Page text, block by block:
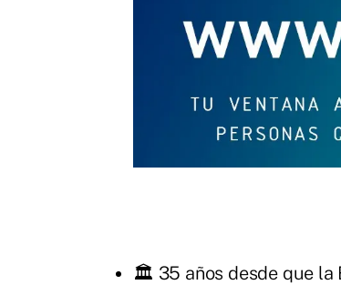
🏛️ 35 años desde que la